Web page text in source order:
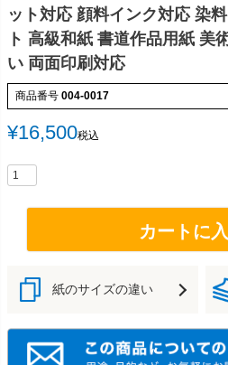
ット対応 顔料インク対応 染
ト 高級和紙 書道作品用紙 美
い 両面印刷対応
商品番号 004-0017
¥16,500税込
カートに
紙のサイズの違い